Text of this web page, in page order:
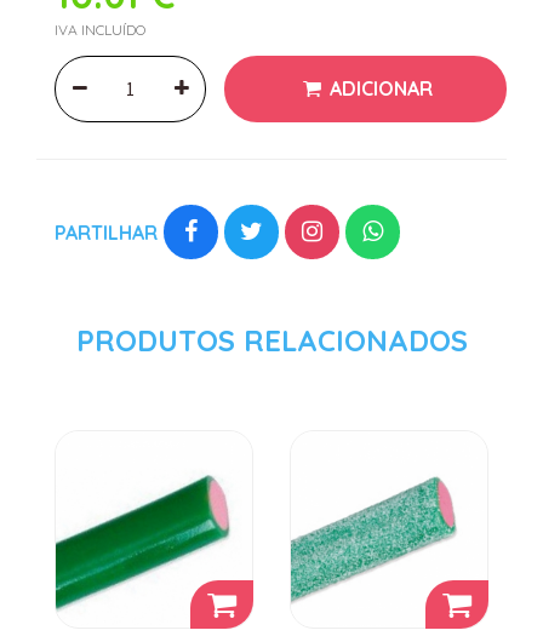
IVA INCLUÍDO
ADICIONAR
PARTILHAR
PRODUTOS RELACIONADOS